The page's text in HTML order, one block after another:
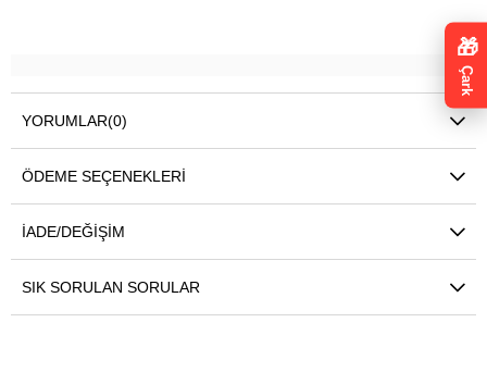
YORUMLAR(0)
ÖDEME SEÇENEKLERI
İADE/DEĞIŞIM
SIK SORULAN SORULAR
🎁
Çark